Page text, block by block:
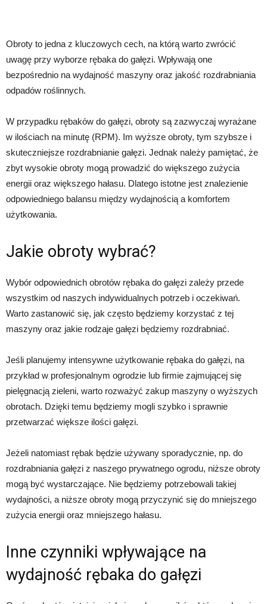
Obroty to jedna z kluczowych cech, na którą warto zwrócić
uwagę przy wyborze rębaka do gałęzi. Wpływają one
bezpośrednio na wydajność maszyny oraz jakość rozdrabniania
odpadów roślinnych.
W przypadku rębaków do gałęzi, obroty są zazwyczaj wyrażane
w ilościach na minutę (RPM). Im wyższe obroty, tym szybsze i
skuteczniejsze rozdrabnianie gałęzi. Jednak należy pamiętać, że
zbyt wysokie obroty mogą prowadzić do większego zużycia
energii oraz większego hałasu. Dlatego istotne jest znalezienie
odpowiedniego balansu między wydajnością a komfortem
użytkowania.
Jakie obroty wybrać?
Wybór odpowiednich obrotów rębaka do gałęzi zależy przede
wszystkim od naszych indywidualnych potrzeb i oczekiwań.
Warto zastanowić się, jak często będziemy korzystać z tej
maszyny oraz jakie rodzaje gałęzi będziemy rozdrabniać.
Jeśli planujemy intensywne użytkowanie rębaka do gałęzi, na
przykład w profesjonalnym ogrodzie lub firmie zajmującej się
pielęgnacją zieleni, warto rozważyć zakup maszyny o wyższych
obrotach. Dzięki temu będziemy mogli szybko i sprawnie
przetwarzać większe ilości gałęzi.
Jeżeli natomiast rębak będzie używany sporadycznie, np. do
rozdrabniania gałęzi z naszego prywatnego ogrodu, niższe obroty
mogą być wystarczające. Nie będziemy potrzebowali takiej
wydajności, a niższe obroty mogą przyczynić się do mniejszego
zużycia energii oraz mniejszego hałasu.
Inne czynniki wpływające na
wydajność rębaka do gałęzi